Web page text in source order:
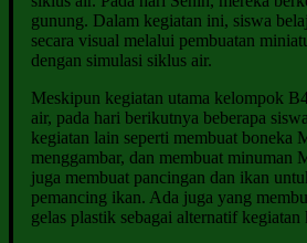
gunung. Dalam kegiatan ini, siswa
secara visual melalui pembuatan
dengan simulasi siklus air.
Meskipun kegiatan utama kelompok
air, pada hari berikutnya beberapa
kegiatan lain seperti membuat boneka
menggambar, dan membuat minuman
juga membuat pancingan dan ikan
pemancing ikan. Ada juga yang
gelas plastik sebagai alternatif kegiatan